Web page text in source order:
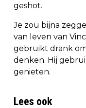
geshot.
Je zou bijna
van leven van
gebruikt drank
denken. Hij
genieten.
Lees ook